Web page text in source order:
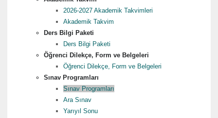
2026-2027 Akademik Takvimleri
Akademik Takvim
Ders Bilgi Paketi
Ders Bilgi Paketi
Öğrenci Dilekçe, Form ve Belgeleri
Öğrenci Dilekçe, Form ve Belgeleri
Sınav Programları
Sınav Programları
Ara Sınav
Yarıyıl Sonu